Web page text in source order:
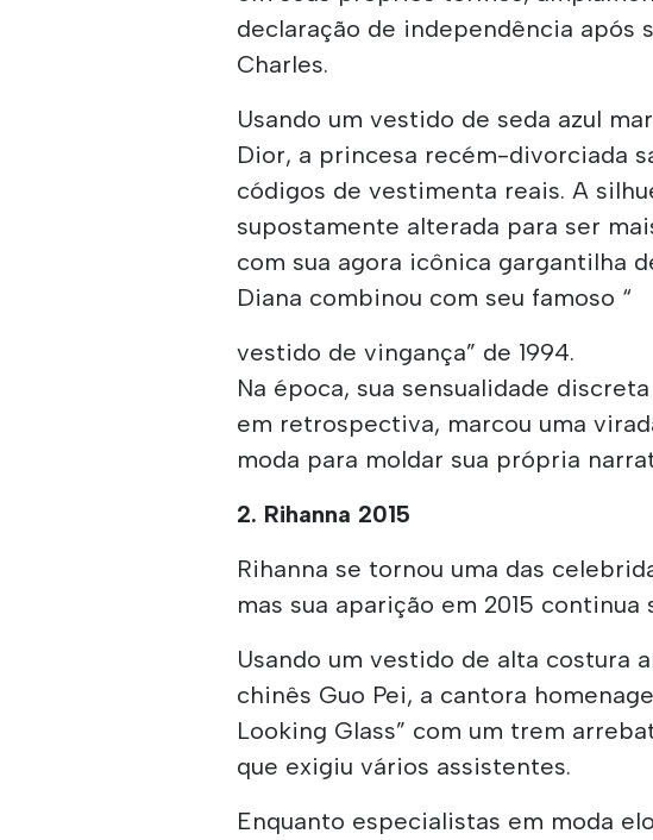
declaração de independência após
Charles.
Usando um vestido de seda azul
Dior, a princesa recém-divorciada
códigos de vestimenta reais. A
supostamente alterada para ser
com sua agora icônica gargantilha
Diana combinou com seu famoso “
vestido de vingança” de 1994.
Na época, sua sensualidade
em retrospectiva, marcou uma
moda para moldar sua própria
2. Rihanna 2015
Rihanna se tornou uma das
mas sua aparição em 2015
Usando um vestido de alta costura
chinês Guo Pei, a cantora
Looking Glass” com um trem
que exigiu vários assistentes.
Enquanto especialistas em moda